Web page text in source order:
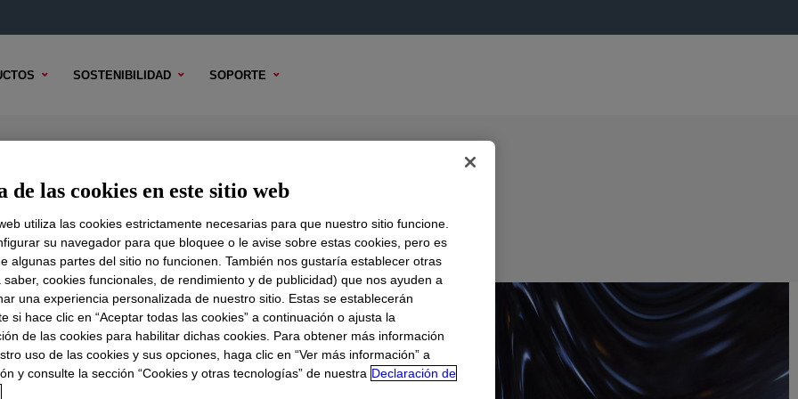
SOSTENIBILIDAD SOPORTE
TÉCNICO OPCIONES DE MUESTRA OPCIONES DE COMPRA
de las cookies en este sitio web
utiliza las cookies estrictamente necesarias para que nuestro sitio funcione.
su navegador para que bloquee o le avise sobre estas cookies, pero es
algunas partes del sitio no funcionen. También nos gustaría establecer otras
saber, cookies funcionales, de rendimiento y de publicidad) que nos ayuden a
una experiencia personalizada de nuestro sitio. Estas se establecerán
si hace clic en “Aceptar todas las cookies” a continuación o ajusta la
de las cookies para habilitar dichas cookies. Para obtener más información
uso de las cookies y sus opciones, haga clic en “Ver más información” a
y consulte la sección “Cookies y otras tecnologías” de nuestra Declaración de